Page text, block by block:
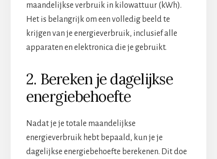
maandelijkse verbruik in kilowattuur (kWh).
Het is belangrijk om een volledig beeld te
krijgen van je energieverbruik, inclusief alle
apparaten en elektronica die je gebruikt.
2. Bereken je dagelijkse
energiebehoefte
Nadat je je totale maandelijkse
energieverbruik hebt bepaald, kun je je
dagelijkse energiebehoefte berekenen. Dit doe